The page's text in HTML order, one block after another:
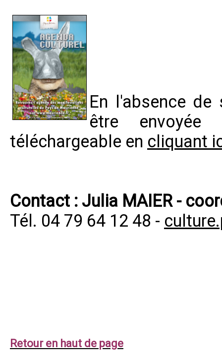
En l'absence
être
téléchargeable en cliquant
Contact : Julia MAIER -
Tél. 04 79 64 12 48 -
Retour en haut de page